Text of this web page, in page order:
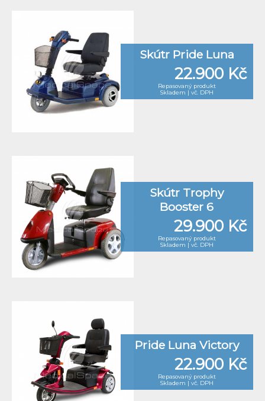
Skútr Pride Luna
22.900 Kč
Repasovaný produkt
Skladem | vč. DPH
Skútr Trophy
Booster 6
29.900 Kč
Repasovaný produkt
Skladem | vč. DPH
Pride Luna Victory
22.900 Kč
Repasovaný produkt
Skladem | vč. DPH